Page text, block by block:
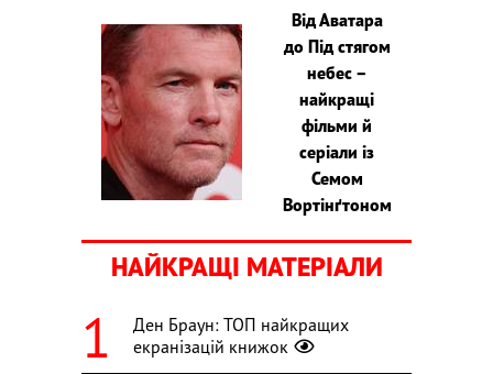
Від Аватара
до Під стягом
небес –
найкращі
фільми й
серіали із
Семом
Вортінґтоном
НАЙКРАЩІ МАТЕРІАЛИ
Ден Браун: ТОП найкращих
екранізацій книжок